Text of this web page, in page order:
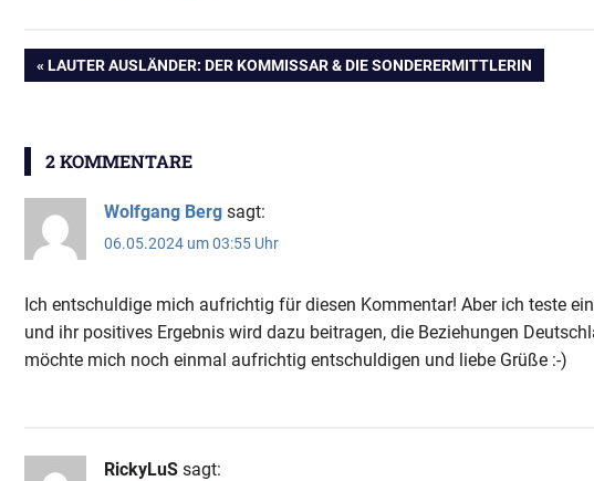
Beitragsnavigation
VORHERIGER
LAUTER AUSLÄNDER: DER KOMMISSAR & DIE SONDERERMITTLERIN
2 KOMMENTARE
Wolfgang Berg sagt:
06.05.2024 um 03:55 Uhr
Ich entschuldige mich aufrichtig für diesen Kommentar! Aber ich teste
und ihr positives Ergebnis wird dazu beitragen, die Beziehungen
möchte mich noch einmal aufrichtig entschuldigen und liebe Grüße :-)
RickyLuS sagt: